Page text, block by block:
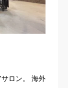
ロン。 海外